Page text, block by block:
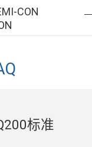
CON
标准